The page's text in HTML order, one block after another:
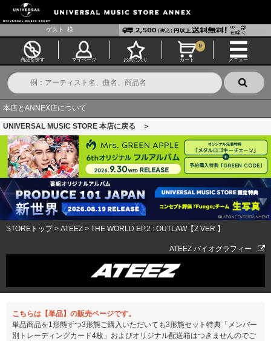
ゲスト 様
商品を探す マイページ お気に入り カート
0
メニュー
本店とANNEX店について
UNIVERSAL MUSIC STORE 本店に戻る ＞
STOREトップ> ATEEZ > THE WORLD EP.2 : OUTLAW【Z VER.】
ATEEZ バイオグラフィー
こちらは【単品】の販売ページです。
単品商品を1形態ずつ3形態ご購入いただいても3形態セット特典「メンバー
別トレーディングカード4枚」およびオリジナル配送箱はつきませんのでご